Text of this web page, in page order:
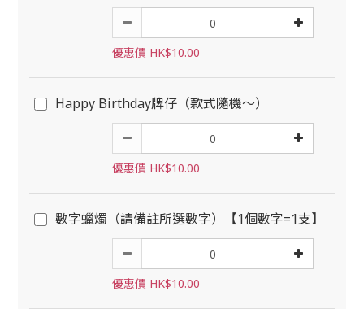
優惠價 HK$10.00
Happy Birthday牌仔（款式隨機～）
優惠價 HK$10.00
數字蠟燭（請備註所選數字）【1個數字=1支】
優惠價 HK$10.00